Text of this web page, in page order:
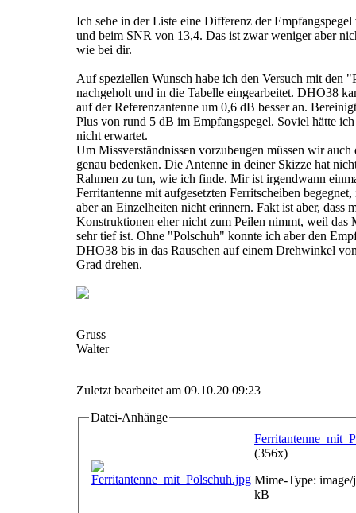
Ich sehe in der Liste eine Differenz der
und beim SNR von 13,4. Das ist zwar weniger aber
wie bei dir.
Auf speziellen Wunsch habe ich den Versuch mit den
nachgeholt und in die Tabelle eingearbeitet. DHO38
auf der Referenzantenne um 0,6 dB besser an.
Plus von rund 5 dB im Empfangspegel. Soviel hätte
nicht erwartet.
Um Missverständnissen vorzubeugen müssen wir
genau bedenken. Die Antenne in deiner Skizze hat
Rahmen zu tun, wie ich finde. Mir ist irgendwann
Ferritantenne mit aufgesetzten Ferritscheiben
aber an Einzelheiten nicht erinnern. Fakt ist aber, dass
Konstruktionen eher nicht zum Peilen nimmt, weil das
sehr tief ist. Ohne "Polschuh" konnte ich aber den
DHO38 bis in das Rauschen auf einem Drehwinkel
Grad drehen.
Gruss
Walter
Zuletzt bearbeitet am 09.10.20 09:23
Datei-Anhänge
(356x)
Mime-Type: image/
kB